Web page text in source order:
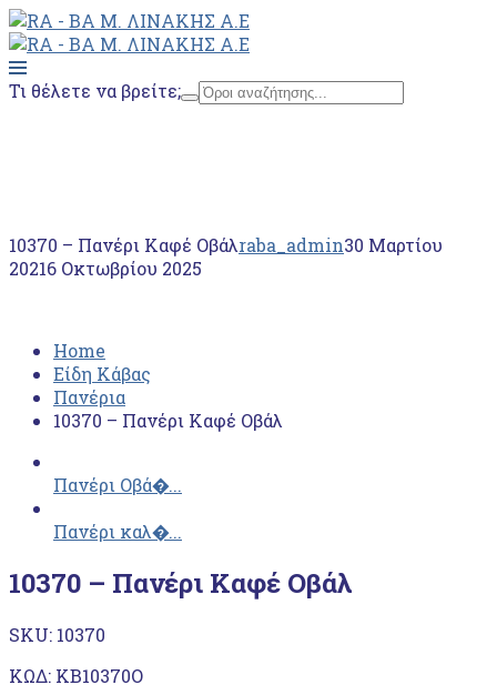
Τι θέλετε να βρείτε;
10370 – Πανέρι Καφέ Οβάλraba_admin30 Μαρτίου
20216 Οκτωβρίου 2025
Home
Είδη Κάβας
Πανέρια
10370 – Πανέρι Καφέ Οβάλ
Πανέρι Οβά�...
Πανέρι καλ�...
10370 – Πανέρι Καφέ Οβάλ
SKU: 10370
ΚΩΔ: ΚΒ10370Ο